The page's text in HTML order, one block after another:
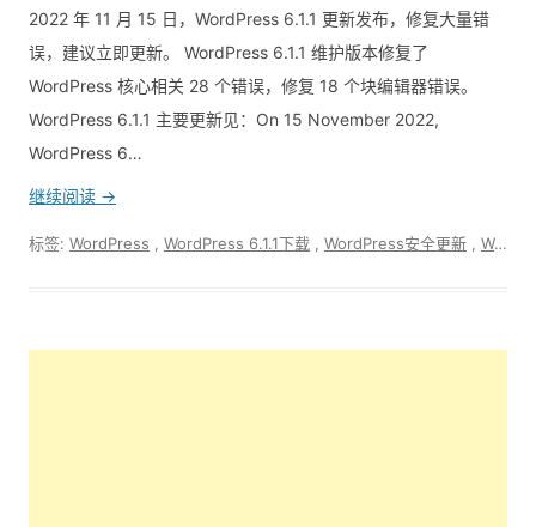
2022 年 11 月 15 日，WordPress 6.1.1 更新发布，修复大量错
误，建议立即更新。 WordPress 6.1.1 维护版本修复了
WordPress 核心相关 28 个错误，修复 18 个块编辑器错误。
WordPress 6.1.1 主要更新见：On 15 November 2022,
WordPress 6…
继续阅读 →
标签: WordPress WordPress 6.1.1下载 WordPress安全更新 WordPress更新